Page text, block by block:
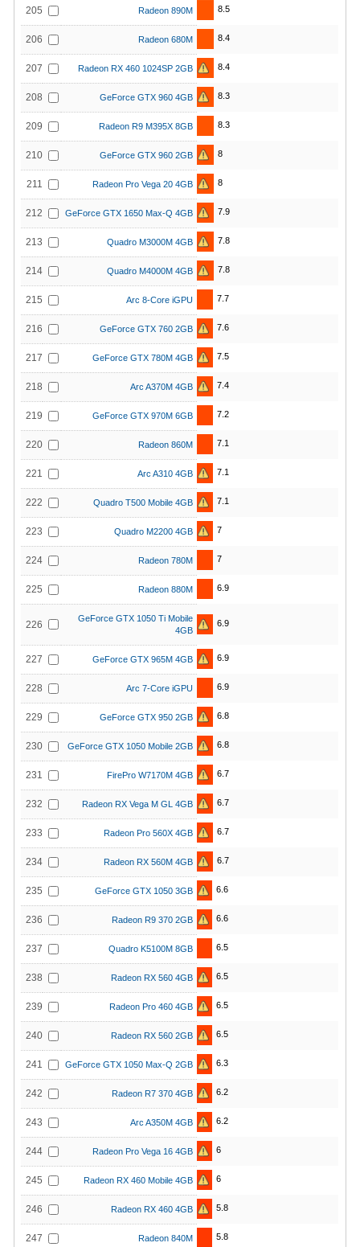
205 Radeon 890M 8.5
206 Radeon 680M 8.4
207 Radeon RX 460 1024SP 2GB 8.4
208 GeForce GTX 960 4GB 8.3
209 Radeon R9 M395X 8GB 8.3
210 GeForce GTX 960 2GB 8
211 Radeon Pro Vega 20 4GB 8
212 GeForce GTX 1650 Max-Q 4GB 7.9
213 Quadro M3000M 4GB 7.8
214 Quadro M4000M 4GB 7.8
215 Arc 8-Core iGPU 7.7
216 GeForce GTX 760 2GB 7.6
217 GeForce GTX 780M 4GB 7.5
218 Arc A370M 4GB 7.4
219 GeForce GTX 970M 6GB 7.2
220 Radeon 860M 7.1
221 Arc A310 4GB 7.1
222 Quadro T500 Mobile 4GB 7.1
223 Quadro M2200 4GB 7
224 Radeon 780M 7
225 Radeon 880M 6.9
226
GeForce GTX 1050 Ti Mobile
4GB
6.9
227 GeForce GTX 965M 4GB 6.9
228 Arc 7-Core iGPU 6.9
229 GeForce GTX 950 2GB 6.8
230 GeForce GTX 1050 Mobile 2GB 6.8
231 FirePro W7170M 4GB 6.7
232 Radeon RX Vega M GL 4GB 6.7
233 Radeon Pro 560X 4GB 6.7
234 Radeon RX 560M 4GB 6.7
235 GeForce GTX 1050 3GB 6.6
236 Radeon R9 370 2GB 6.6
237 Quadro K5100M 8GB 6.5
238 Radeon RX 560 4GB 6.5
239 Radeon Pro 460 4GB 6.5
240 Radeon RX 560 2GB 6.5
241 GeForce GTX 1050 Max-Q 2GB 6.3
242 Radeon R7 370 4GB 6.2
243 Arc A350M 4GB 6.2
244 Radeon Pro Vega 16 4GB 6
245 Radeon RX 460 Mobile 4GB 6
246 Radeon RX 460 4GB 5.8
247 Radeon 840M 5.8